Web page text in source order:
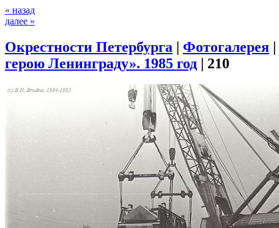
« назад
далее »
Окрестности Петербурга | Фотогалерея |
герою Ленинграду». 1985 год | 210